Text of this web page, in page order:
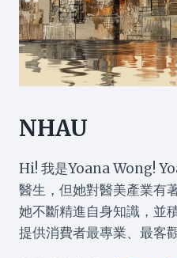
NHAU
Hi! 我是Yoana Wong!
醫生，但她對醫美產業有
她不斷精進自身知識，並
提供消費者最專業、最客